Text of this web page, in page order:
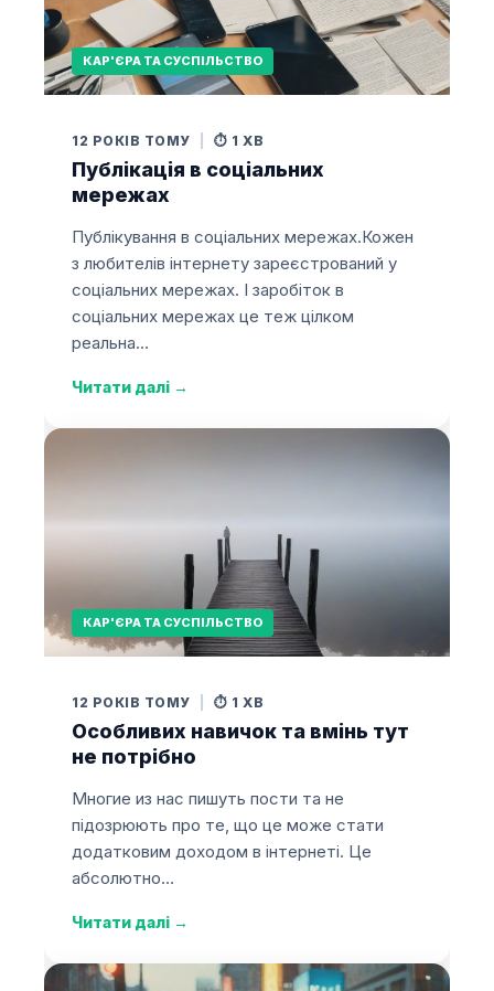
КАР'ЄРА ТА СУСПІЛЬСТВО
12 РОКІВ ТОМУ ⏱️ 1 ХВ
Публікація в соціальних
мережах
Публікування в соціальних мережах.Кожен
з любителів інтернету зареєстрований у
соціальних мережах. І заробіток в
соціальних мережах це теж цілком
реальна…
Читати далі →
КАР'ЄРА ТА СУСПІЛЬСТВО
12 РОКІВ ТОМУ ⏱️ 1 ХВ
Особливих навичок та вмінь тут
не потрібно
Многие из нас пишуть пости та не
підозрюють про те, що це може стати
додатковим доходом в інтернеті. Це
абсолютно…
Читати далі →